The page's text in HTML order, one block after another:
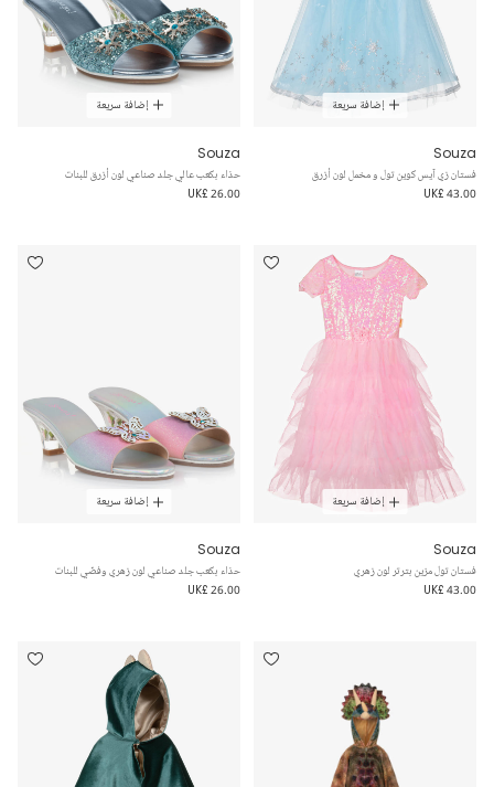
إضافة سريعة
Souza
فستان زي آيس كوين تول و مخمل لون أزرق
UK£ 43.00
إضافة سريعة
Souza
حذاء بكعب عالي جلد صناعي لون أزرق للبنات
UK£ 26.00
إضافة سريعة
Souza
فستان تول مزين بترتر لون زهري
UK£ 43.00
إضافة سريعة
Souza
حذاء بكعب جلد صناعي لون زهري وفضّي للبنات
UK£ 26.00